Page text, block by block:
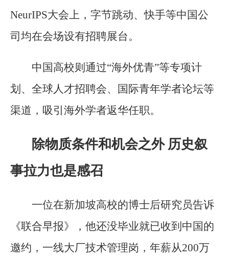
NeurIPS大会上，字节跳动、快手等中国公
司均在会场设有招聘展台。
中国高校则通过“海外优青”等专项计
划、全球人才招聘会、国际青年学者论坛等
渠道，吸引海外学者返华任职。
除物质条件和机会之外 历史叙
事拉力也是感召
一位在新加坡高校的博士后研究员告诉
《联合早报》，他还没毕业就已收到中国的
邀约，一线大厂技术管理岗，年薪从200万